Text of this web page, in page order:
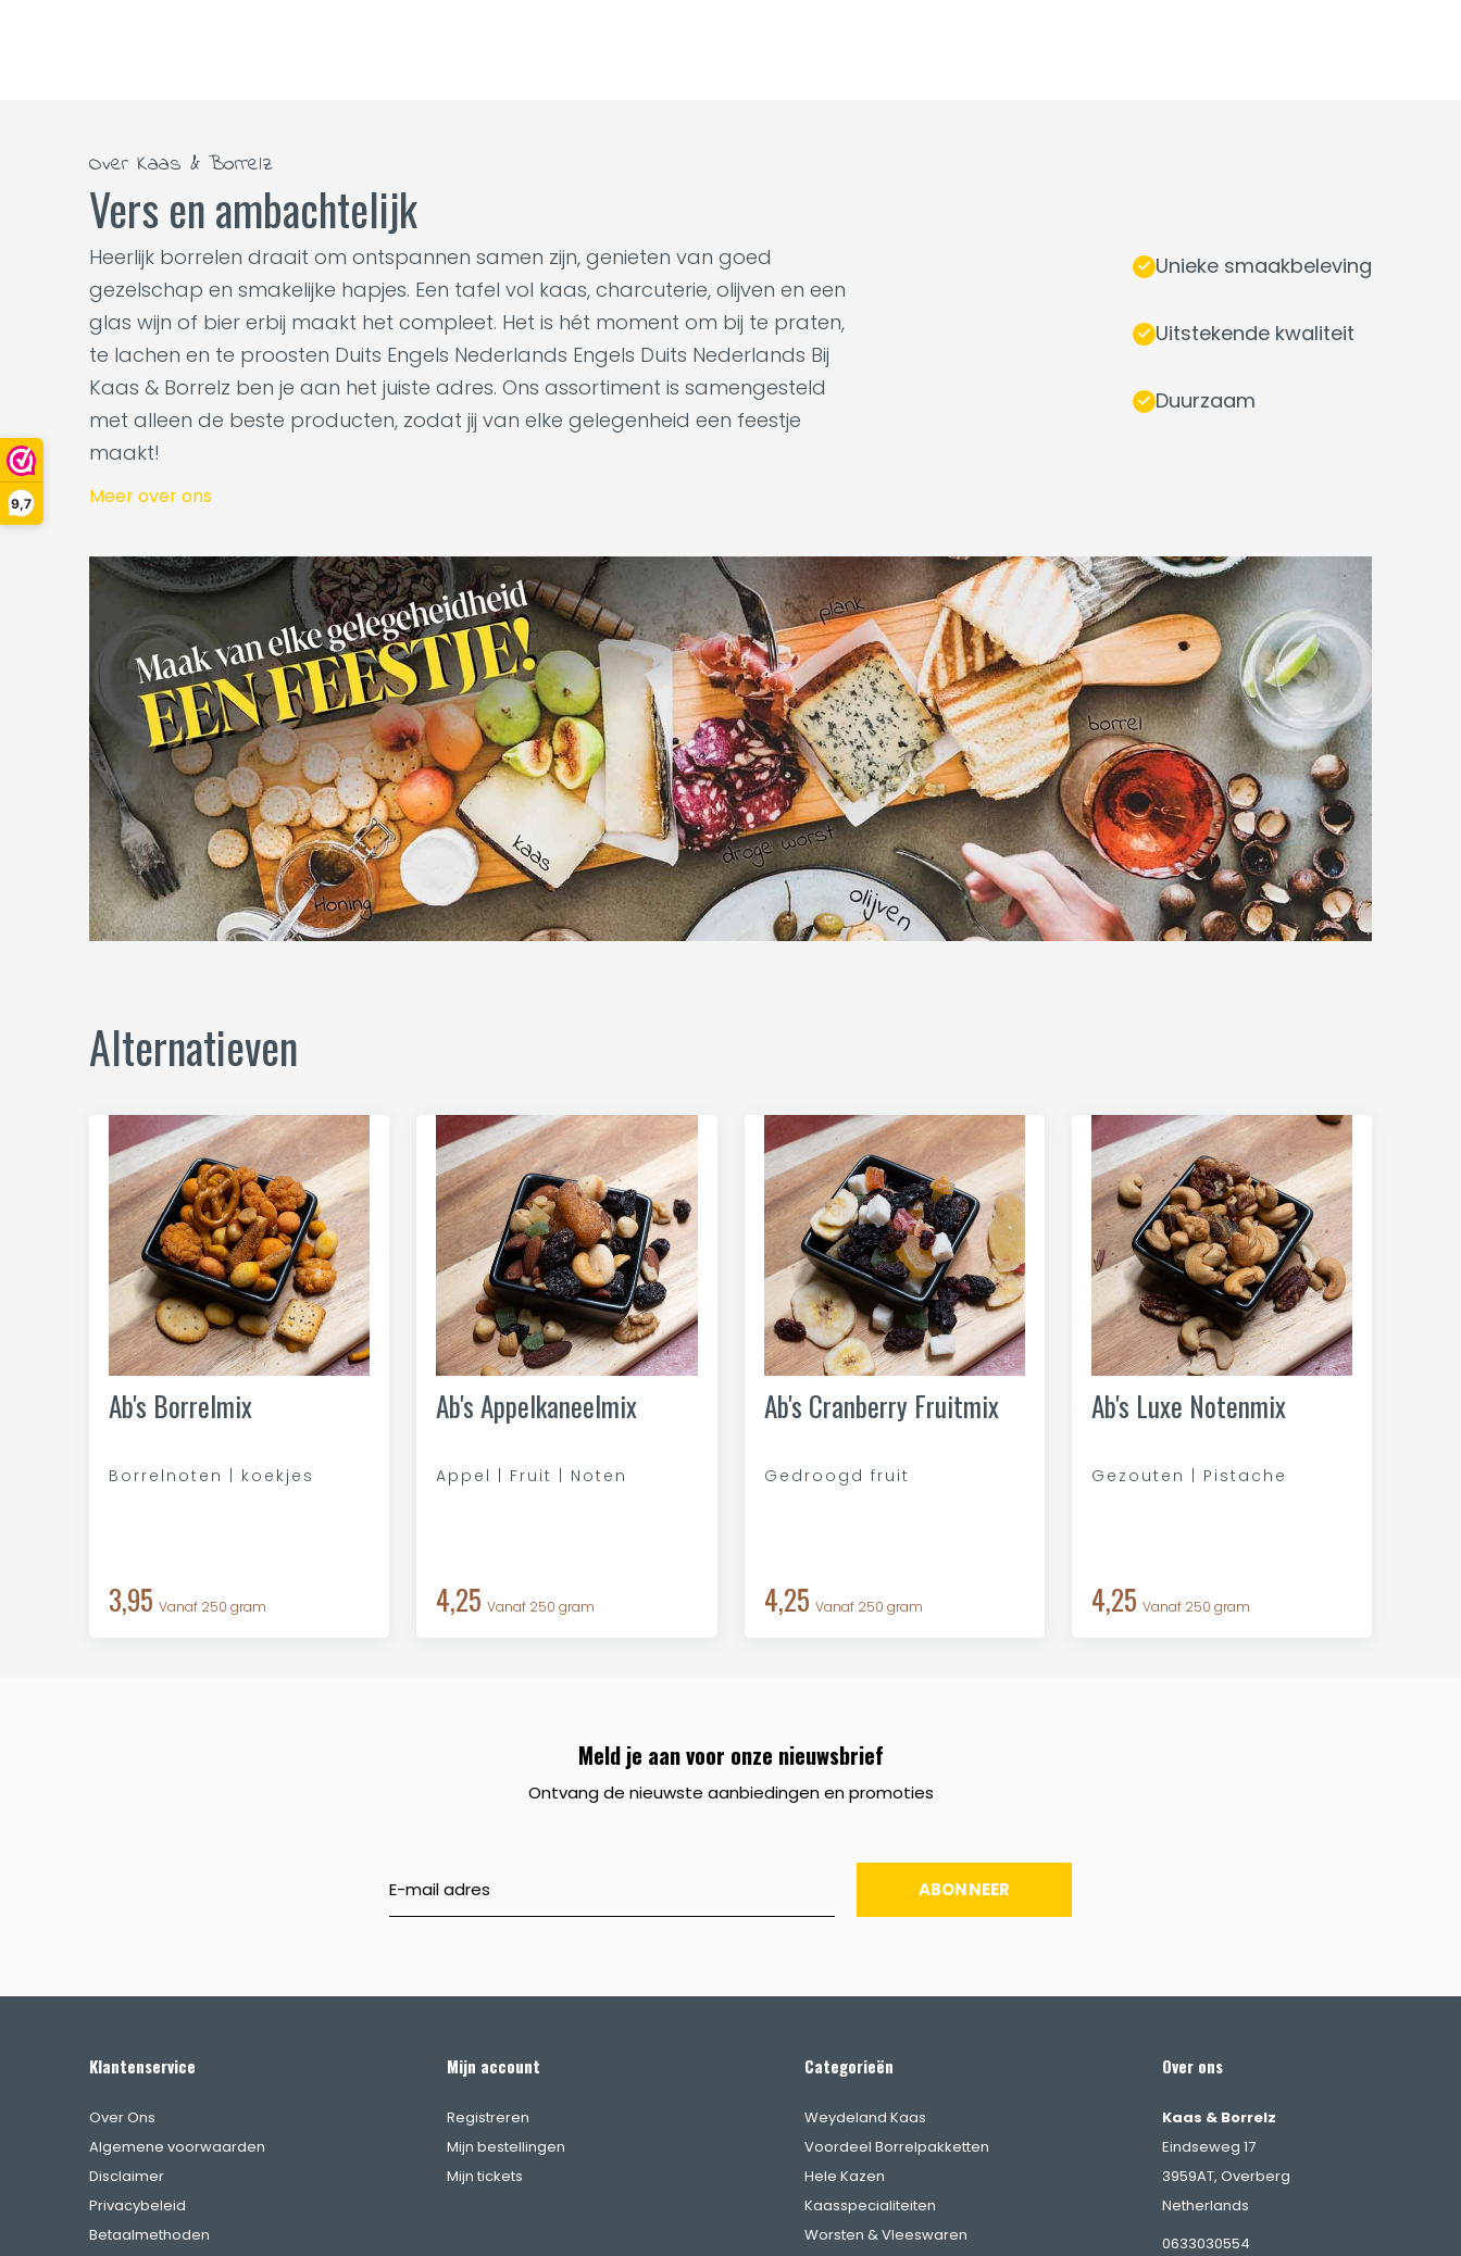
9,7
Over Kaas & Borrelz
Vers en ambachtelijk
Heerlijk borrelen draait om ontspannen samen zijn, genieten van goed
gezelschap en smakelijke hapjes. Een tafel vol kaas, charcuterie, olijven en een
glas wijn of bier erbij maakt het compleet. Het is hét moment om bij te praten,
te lachen en te proosten Duits Engels Nederlands Engels Duits Nederlands Bij
Kaas & Borrelz ben je aan het juiste adres. Ons assortiment is samengesteld
met alleen de beste producten, zodat jij van elke gelegenheid een feestje
maakt!
Meer over ons
Unieke smaakbeleving
Uitstekende kwaliteit
Duurzaam
Alternatieven
Ab's Borrelmix
Borrelnoten | koekjes
3,95 Vanaf 250 gram
Ab's Appelkaneelmix
Appel | Fruit | Noten
4,25 Vanaf 250 gram
Ab's Cranberry Fruitmix
Gedroogd fruit
4,25 Vanaf 250 gram
Ab's Luxe Notenmix
Gezouten | Pistache
4,25 Vanaf 250 gram
Meld je aan voor onze nieuwsbrief
Ontvang de nieuwste aanbiedingen en promoties
ABONNEER
Klantenservice
Over Ons
Algemene voorwaarden
Disclaimer
Privacybeleid
Betaalmethoden
Mijn account
Registreren
Mijn bestellingen
Mijn tickets
Categorieën
Weydeland Kaas
Voordeel Borrelpakketten
Hele Kazen
Kaasspecialiteiten
Worsten & Vleeswaren
Over ons
Kaas & Borrelz
Eindseweg 17
3959AT, Overberg
Netherlands
0633030554